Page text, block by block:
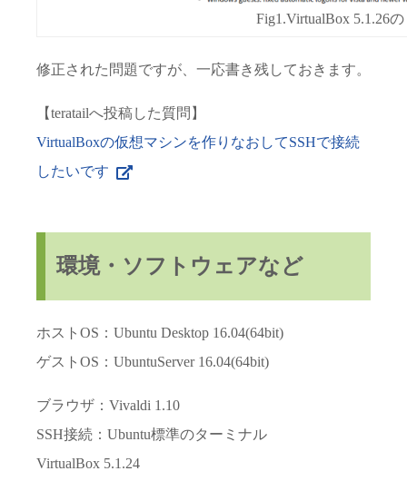
Fig1.VirtualBox 5.1.26
修正された問題ですが、一応書き残しておきます。
【teratailへ投稿した質問】
VirtualBoxの仮想マシンを作りなおしてSSHで接続
したいです
環境・ソフトウェアなど
ホストOS：Ubuntu Desktop 16.04(64bit)
ゲストOS：UbuntuServer 16.04(64bit)
ブラウザ：Vivaldi 1.10
SSH接続：Ubuntu標準のターミナル
VirtualBox 5.1.24